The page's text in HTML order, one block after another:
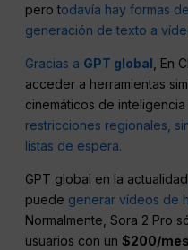
pero todavía hay formas
generación de texto a
Gracias a GPT global , En
acceder a herramientas
cinemáticos de inteligencia
restricciones regionales,
listas de espera.
GPT global en la actualidad
puede generar vídeos de
Normalmente, Sora 2 Pro
usuarios con un$200/